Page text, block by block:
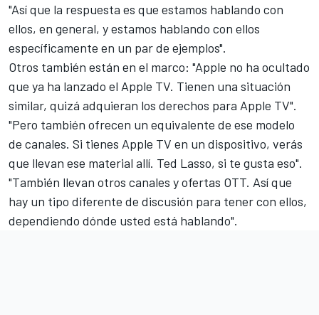
"Así que la respuesta es que estamos hablando con
ellos, en general, y estamos hablando con ellos
específicamente en un par de ejemplos".
Otros también están en el marco: "Apple no ha ocultado
que ya ha lanzado el Apple TV. Tienen una situación
similar, quizá adquieran los derechos para Apple TV".
"Pero también ofrecen un equivalente de ese modelo
de canales. Si tienes Apple TV en un dispositivo, verás
que llevan ese material allí. Ted Lasso, si te gusta eso".
"También llevan otros canales y ofertas OTT. Así que
hay un tipo diferente de discusión para tener con ellos,
dependiendo dónde usted está hablando".